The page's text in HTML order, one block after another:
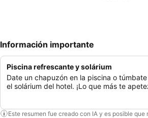
Información importante
Piscina refrescante y solárium
Date un chapuzón en la piscina o
el solárium del hotel. ¡Lo que más te
Este resumen fue creado con IA y es posible que